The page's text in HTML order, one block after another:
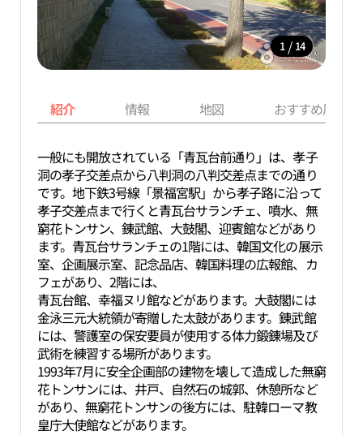
1 / 14
紹介 情報 地図 おすすめ周辺
一般にも開放されている「青瓦台前通り」は、孝子
洞の孝子交差点から八判洞の八判交差点までの通り
です。地下鉄3号線「景福宮駅」から孝子路に沿って
孝子交差点まで行くと青瓦台サランチェ、噴水、無
窮花トンサン、錬武館、大鼓閣、迎賓館などがあり
ます。青瓦台サランチェの1階には、韓国文化の展示
室、企画展示室、記念品店、韓国料理の広報館、カ
フェがあり、2階には、
青瓦台館、幸福ヌリ館などがあります。大鼓閣には
金泳三元大統領が寄贈した太鼓があります。錬武館
には、警護室の保安要員が使用する体力鍛錬場及び
武術を練習する場所があります。
1993年7月に安全企画部の建物を壊して造成した無窮
花トンサンには、井戸、自然石の城郭、休憩所など
があり、無窮花トンサンの後方には、駐韓ローマ教
皇庁大使館などがあります。